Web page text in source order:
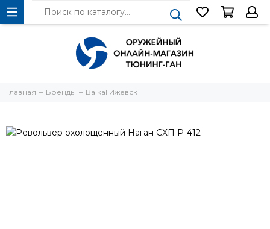
Главная Бренды Baikal Ижевск